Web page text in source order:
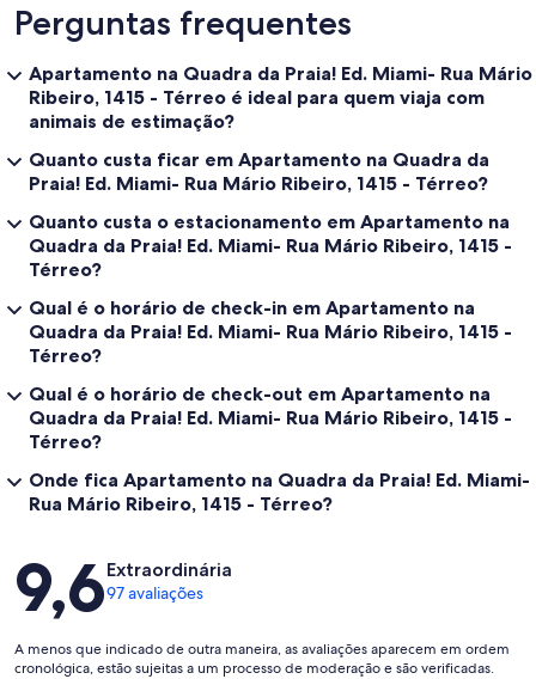
Perguntas frequentes
Apartamento na Quadra da Praia! Ed. Miami- Rua Mário
Ribeiro, 1415 - Térreo é ideal para quem viaja com
animais de estimação?
Quanto custa ficar em Apartamento na Quadra da
Praia! Ed. Miami- Rua Mário Ribeiro, 1415 - Térreo?
Quanto custa o estacionamento em Apartamento na
Quadra da Praia! Ed. Miami- Rua Mário Ribeiro, 1415 -
Térreo?
Qual é o horário de check-in em Apartamento na
Quadra da Praia! Ed. Miami- Rua Mário Ribeiro, 1415 -
Térreo?
Qual é o horário de check-out em Apartamento na
Quadra da Praia! Ed. Miami- Rua Mário Ribeiro, 1415 -
Térreo?
Onde fica Apartamento na Quadra da Praia! Ed. Miami-
Rua Mário Ribeiro, 1415 - Térreo?
Avaliações
9,6Extraordinária
97 avaliações
A menos que indicado de outra maneira, as avaliações aparecem em ordem
cronológica, estão sujeitas a um processo de moderação e são verificadas.